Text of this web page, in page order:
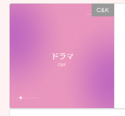
C&K